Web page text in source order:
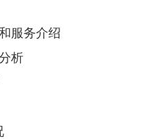
服务介绍
析